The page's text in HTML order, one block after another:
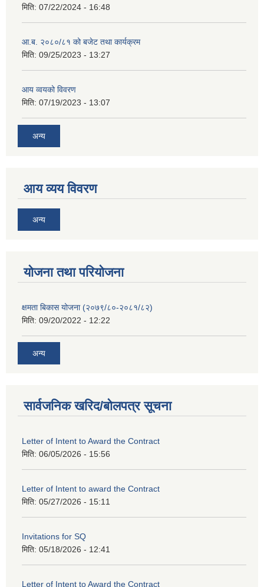
मिति: 07/22/2024 - 16:48
आ.ब. २०८०/८१ को बजेट तथा कार्यक्रम
मिति: 09/25/2023 - 13:27
आय व्वयको विवरण
मिति: 07/19/2023 - 13:07
अन्य
आय व्यय विवरण
अन्य
याेजना तथा परियाेजना
क्षमता बिकास योजना (२०७९/८०-२०८१/८२)
मिति: 09/20/2022 - 12:22
अन्य
सार्वजनिक खरिद/बोलपत्र सूचना
Letter of Intent to Award the Contract
मिति: 06/05/2026 - 15:56
Letter of Intent to award the Contract
मिति: 05/27/2026 - 15:11
Invitations for SQ
मिति: 05/18/2026 - 12:41
Letter of Intent to Award the Contract